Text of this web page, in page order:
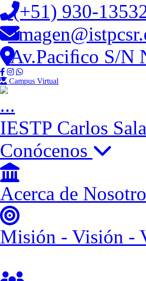
(+51) 930-
Av.Paciﬁco S/N
Campus Virtual
IESTP Carlos
Conócenos
Acerca de
Misión - Visión -